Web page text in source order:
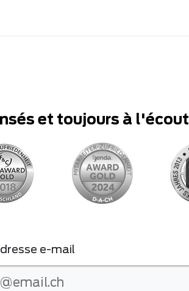
et toujours à
e-mail